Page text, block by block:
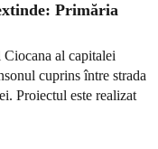
Primăria
al capitalei
cuprins între strada
Proiectul este realizat